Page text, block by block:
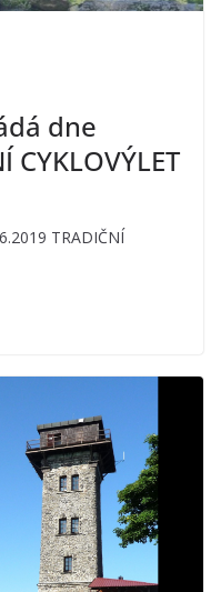
dne
CYKLOVÝLET
TRADIČNÍ